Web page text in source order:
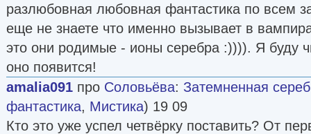
разлюбовная любовная фантастика по всем
еще не знаете что именно вызывает в
это они родимые - ионы серебра :)))). Я буду
оно появится!
amalia091 про Соловьёва: Затемненная
фантастика, Мистика) 19 09
Кто это уже успел четвёрку поставить? От